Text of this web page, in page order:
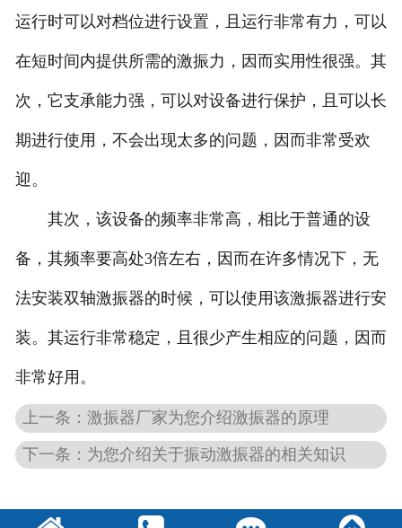
运行时可以对档位进行设置，且运行非常有力，可以
在短时间内提供所需的激振力，因而实用性很强。其
次，它支承能力强，可以对设备进行保护，且可以长
期进行使用，不会出现太多的问题，因而非常受欢
迎。
其次，该设备的频率非常高，相比于普通的设
备，其频率要高处3倍左右，因而在许多情况下，无
法安装双轴激振器的时候，可以使用该激振器进行安
装。其运行非常稳定，且很少产生相应的问题，因而
非常好用。
上一条：激振器厂家为您介绍激振器的原理
下一条：为您介绍关于振动激振器的相关知识